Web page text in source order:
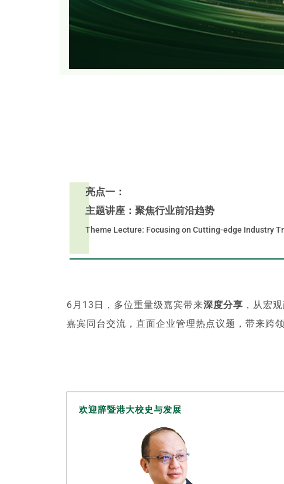
亮点一：
主题讲座：聚焦行业前沿趋势
Theme Lecture: Focusing on Cutting-edge Industry
6月13日，多位重量级嘉宾带来深度分享 ，从宏
嘉宾同台交流，直面企业管理热点议题，带来跨
欢迎辞暨港大校史与发展